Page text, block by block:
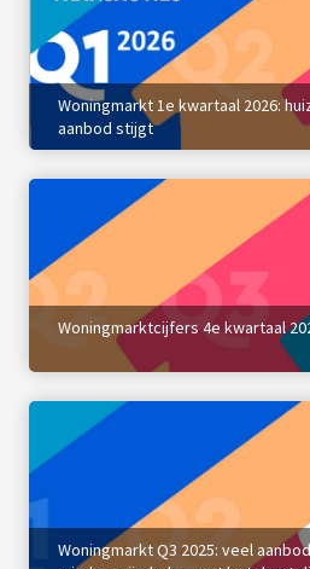
Woningmarkt 1e kwartaal 2026:
aanbod stijgt
Woningmarktcijfers 4e kwartaal
Woningmarkt Q3 2025: veel